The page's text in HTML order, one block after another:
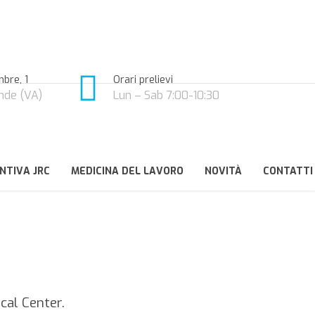
1
(VA)
Orari prelievi
Lun – Sab 7:00-10:30
JRC MEDICINA DEL LAVORO NOVITÀ CONTATTI
Center.